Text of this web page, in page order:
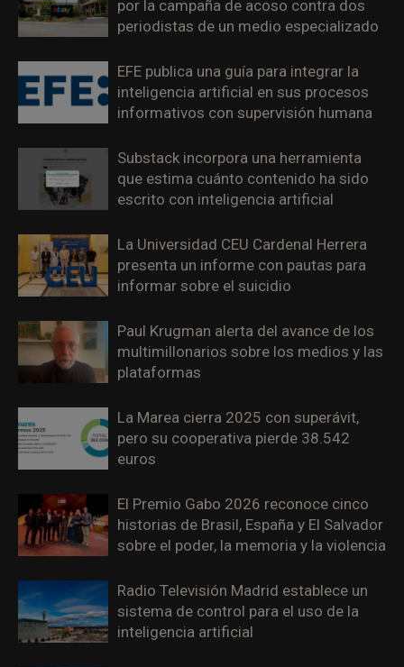
por la campaña de acoso contra dos
periodistas de un medio especializado
EFE publica una guía para integrar la
inteligencia artificial en sus procesos
informativos con supervisión humana
Substack incorpora una herramienta
que estima cuánto contenido ha sido
escrito con inteligencia artificial
La Universidad CEU Cardenal Herrera
presenta un informe con pautas para
informar sobre el suicidio
Paul Krugman alerta del avance de los
multimillonarios sobre los medios y las
plataformas
La Marea cierra 2025 con superávit,
pero su cooperativa pierde 38.542
euros
El Premio Gabo 2026 reconoce cinco
historias de Brasil, España y El Salvador
sobre el poder, la memoria y la violencia
Radio Televisión Madrid establece un
sistema de control para el uso de la
inteligencia artificial